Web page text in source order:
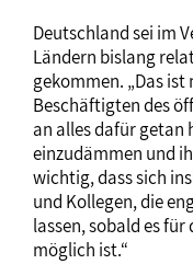
Deutschland sei im
Ländern bislang
gekommen. „Das
Beschäftigten des
an alles dafür getan
einzudämmen und
wichtig, dass sich
und Kollegen, die
lassen, sobald es
möglich ist.“